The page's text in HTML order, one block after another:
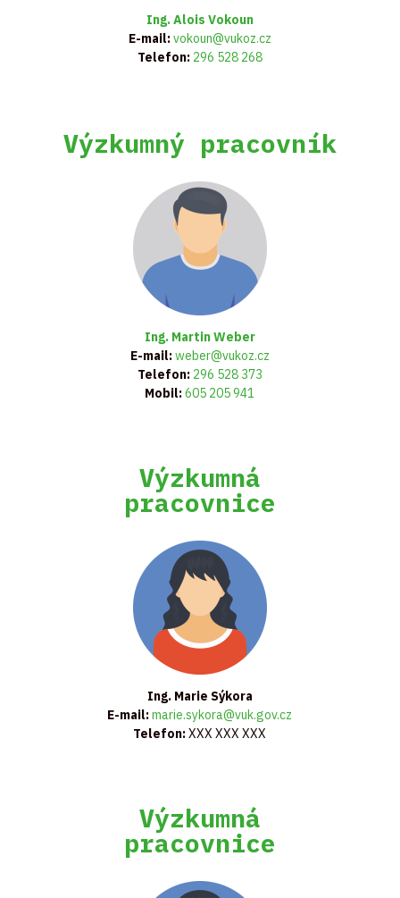
Ing. Alois Vokoun
E-mail:vokoun@vukoz.cz
Telefon: 296 528 268
Výzkumný pracovník
Ing. Martin Weber
E-mail:weber@vukoz.cz
Telefon: 296 528 373
Mobil:605 205 941
Výzkumná
pracovnice
Ing. Marie Sýkora
E-mail:marie.sykora@vuk.gov.cz
Telefon:XXX XXX XXX
Výzkumná
pracovnice